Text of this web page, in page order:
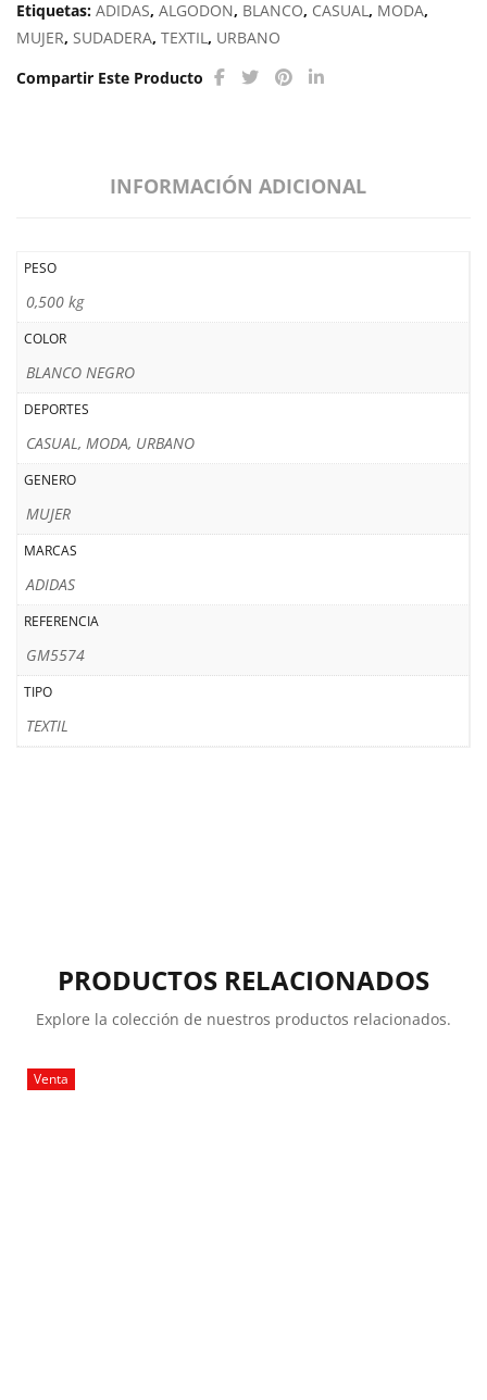
Etiquetas: ADIDAS, ALGODON, BLANCO, CASUAL , MODA,
MUJER, SUDADERA, TEXTIL , URBANO
Compartir Este Producto
INFORMACIÓN ADICIONAL
PESO
0,500 kg
COLOR
BLANCO NEGRO
DEPORTES
CASUAL, MODA, URBANO
GENERO
MUJER
MARCAS
ADIDAS
REFERENCIA
GM5574
TIPO
TEXTIL
PRODUCTOS RELACIONADOS
Explore la colección de nuestros productos relacionados.
Venta